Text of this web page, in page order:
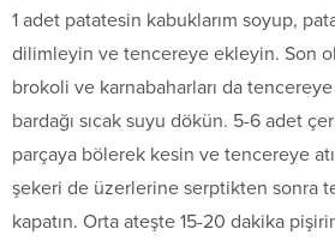
1 adet patatesin kabuklarım soyup,
dilimleyin ve tencereye ekleyin. Son
brokoli ve karnabaharları da
bardağı sıcak suyu dökün. 5-6 adet
parçaya bölerek kesin ve tencereye
şekeri de üzerlerine serptikten sonra
kapatın. Orta ateşte 15-20 dakika